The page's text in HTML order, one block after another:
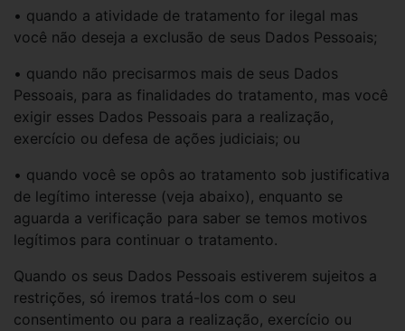
• quando a atividade de tratamento for ilegal mas
você não deseja a exclusão de seus Dados Pessoais;
• quando não precisarmos mais de seus Dados
Pessoais, para as finalidades do tratamento, mas você
exigir esses Dados Pessoais para a realização,
exercício ou defesa de ações judiciais; ou
• quando você se opôs ao tratamento sob justificativa
de legítimo interesse (veja abaixo), enquanto se
aguarda a verificação para saber se temos motivos
legítimos para continuar o tratamento.
Quando os seus Dados Pessoais estiverem sujeitos a
restrições, só iremos tratá-los com o seu
consentimento ou para a realização, exercício ou